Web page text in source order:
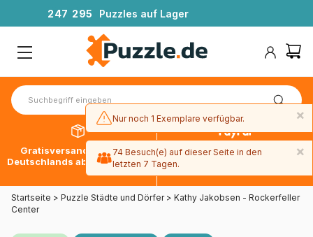
247 295 Puzzles auf Lager
Gratisversand innerhalb
Deutschlands ab 49 € mit DPD
30 Tage später bezahlen
Startseite > Puzzle Städte und Dörfer > Kathy Jakobsen - Rockerfeller
Center
×
Nur noch 1 Exemplare verfügbar.
×
74 Besuch(e) auf dieser Seite in den
letzten 7 Tagen.